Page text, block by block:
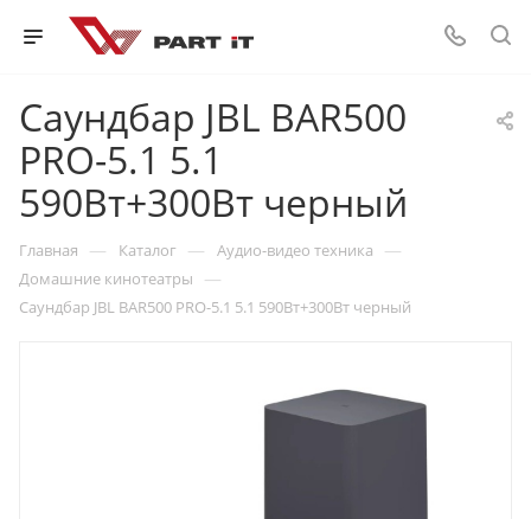
Саундбар JBL BAR500
PRO-5.1 5.1
590Вт+300Вт черный
Главная — Каталог — Аудио-видео техника —
Домашние кинотеатры —
Саундбар JBL BAR500 PRO-5.1 5.1 590Вт+300Вт черный